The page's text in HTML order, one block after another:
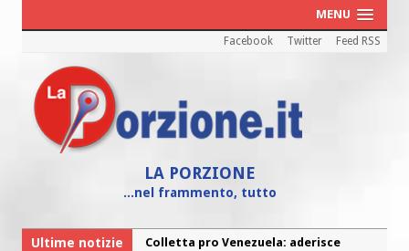
MENU
Facebook Twitter Feed RSS
LA PORZIONE
...nel frammento, tutto
Ultime notizie
Colletta pro Venezuela: aderisce